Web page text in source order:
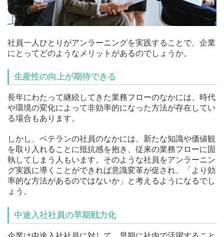
社員一人ひとりがアンラーニングを実践することで、企業
にとってどのようなメリットがあるのでしょうか。
生産性の向上が期待できる
長年にわたって継続してきた業務フローのなかには、時代
や環境の変化によって非効率的になった方法が存在してい
る場合もあります。
しかし、ベテランの社員のなかには、新たな知識や価値観
を取り入れることに抵抗感を抱き、従来の業務フローに固
執してしまう人もいます。そのような社員をアンラーニン
グ実践に導くことができれば意識変革が促され、「より効
率的な方法があるのではないか」と考えるようになるでし
ょう。
中途入社社員の早期戦力化